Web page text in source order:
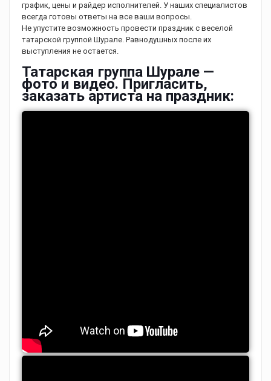
график, цены и райдер исполнителей. У наших специалистов
всегда готовы ответы на все ваши вопросы.
Не упустите возможность провести праздник с веселой
татарской группой Шурале. Равнодушных после их
выступления не остается.
Татарская группа Шурале —
фото и видео. Пригласить,
заказать артиста на праздник: